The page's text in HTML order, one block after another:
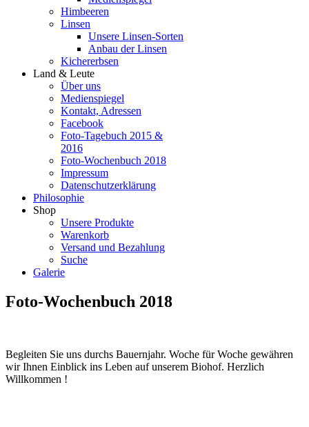
Himbeeren
Linsen
Unsere Linsen-Sorten
Anbau der Linsen
Kichererbsen
Land & Leute
Über uns
Medienspiegel
Kontakt, Adressen
Facebook
Foto-Tagebuch 2015 &
2016
Foto-Wochenbuch 2018
Impressum
Datenschutzerklärung
Philosophie
Shop
Unsere Produkte
Warenkorb
Versand und Bezahlung
Suche
Galerie
Foto-Wochenbuch 2018
Begleiten Sie uns durchs Bauernjahr. Woche für Woche gewähren
wir Ihnen Einblick ins Leben auf unserem Biohof. Herzlich
Willkommen !